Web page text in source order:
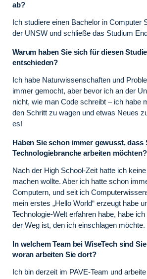
ab?
Ich studiere einen Bachelor in Computer
der UNSW und schließe das Studium
Warum haben Sie sich für diesen
entschieden?
Ich habe Naturwissenschaften und
immer gemocht, aber bevor ich an der
nicht, wie man Code schreibt – ich habe
den Schritt zu wagen und etwas Neues
es!
Haben Sie schon immer gewusst, dass
Technologiebranche arbeiten möchten?
Nach der High School-Zeit hatte ich
machen wollte. Aber ich hatte schon
Computern, und seit ich
mein erstes „Hello World“ erzeugt habe
Technologie-Welt erfahren habe, habe
der Weg ist, den ich einschlagen möchte.
In welchem Team bei WiseTech sind
woran arbeiten Sie dort?
Ich bin derzeit im PAVE-Team und